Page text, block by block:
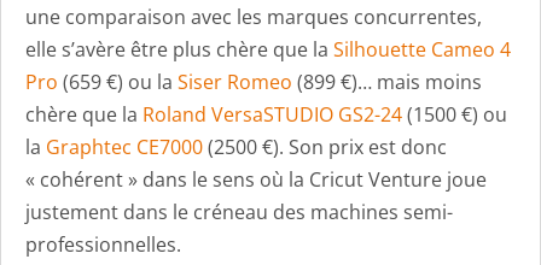
une comparaison avec les marques concurrentes,
elle s’avère être plus chère que la Silhouette Cameo 4
Pro (659 €) ou la Siser Romeo (899 €)… mais moins
chère que la Roland VersaSTUDIO GS2-24(1500 €) ou
la Graphtec CE7000(2500 €). Son prix est donc
« cohérent » dans le sens où la Cricut Venture joue
justement dans le créneau des machines semi-
professionnelles.